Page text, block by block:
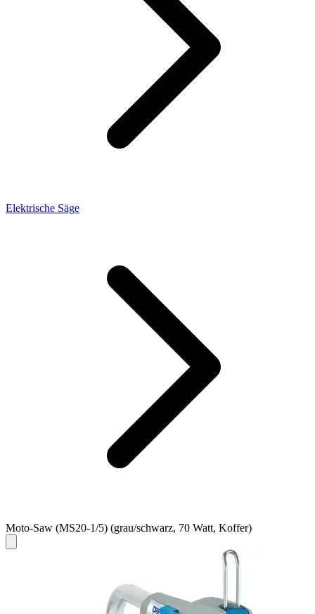
Elektrische Säge
Moto-Saw (MS20-1/5) (grau/schwarz, 70 Watt, Koffer)